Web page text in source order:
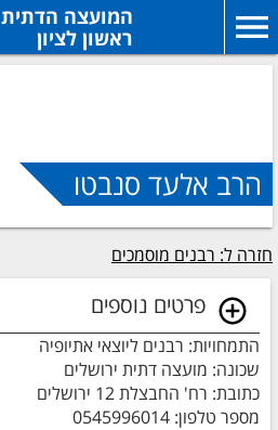
המועצה הדתית
ראשון לציון
הרב אלעד סנבטו
חזרה ל: רבנים מוסמכים
פרטים נוספים
התמחויות: רבנים ליוצאי אתיופיה
שכונה: מועצה דתית ירושלים
כתובת: רח' החבצלת 12 ירושלים
מספר טלפון: 0545996014